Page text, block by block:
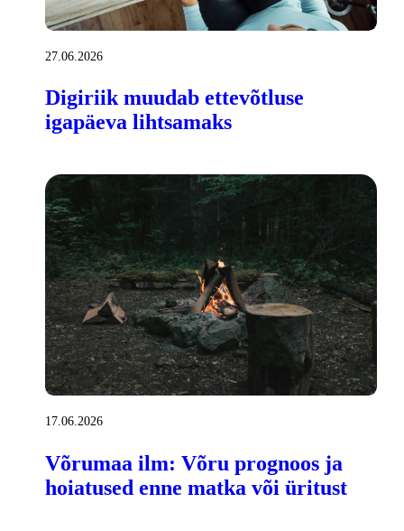
27.06.2026
Digiriik muudab ettevõtluse
igapäeva lihtsamaks
17.06.2026
Võrumaa ilm: Võru prognoos ja
hoiatused enne matka või üritust